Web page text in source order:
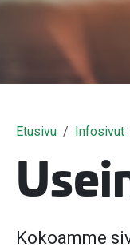
Etusivu Infosivut
Kokoamme